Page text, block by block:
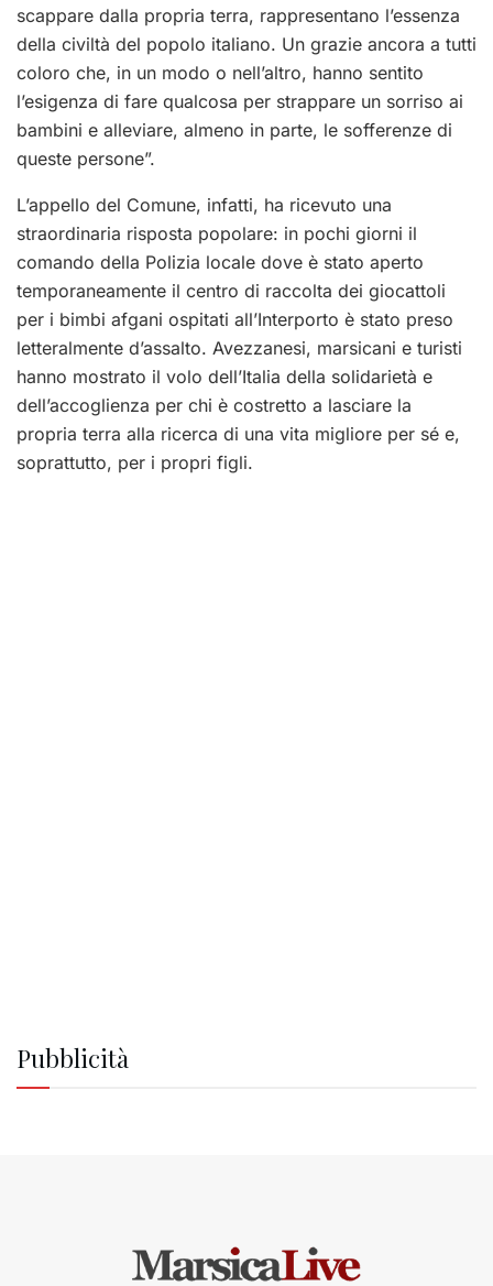
scappare dalla propria terra, rappresentano l’essenza
della civiltà del popolo italiano. Un grazie ancora a tutti
coloro che, in un modo o nell’altro, hanno sentito
l’esigenza di fare qualcosa per strappare un sorriso ai
bambini e alleviare, almeno in parte, le sofferenze di
queste persone”.
L’appello del Comune, infatti, ha ricevuto una
straordinaria risposta popolare: in pochi giorni il
comando della Polizia locale dove è stato aperto
temporaneamente il centro di raccolta dei giocattoli
per i bimbi afgani ospitati all’Interporto è stato preso
letteralmente d’assalto. Avezzanesi, marsicani e turisti
hanno mostrato il volo dell’Italia della solidarietà e
dell’accoglienza per chi è costretto a lasciare la
propria terra alla ricerca di una vita migliore per sé e,
soprattutto, per i propri figli.
Pubblicità